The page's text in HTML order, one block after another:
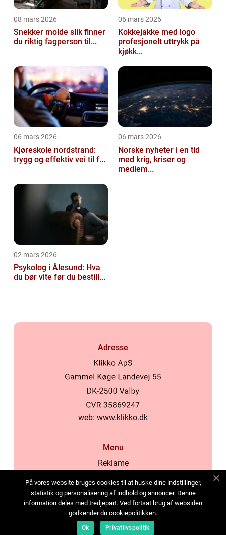
08 mars 2026
Snekker molde slik finner
du riktig fagperson til...
06 mars 2026
Kokkejakke med logo
profesjonelt uttrykk på
kjøkk...
06 mars 2026
Kjøreskole nordstrand:
trygg og effektiv vei til f...
06 mars 2026
Norske nyheter i en tid
med krig, kriser og
mediem...
02 mars 2026
Psykolog i Ålesund: Hva
du bør vite før du bestill...
Adresse
web: www.klikko.dk
Menu
Reklame
Cookies
Kontakt Oss
Sitemap
På vores website bruges cookies til at huske dine indstillinger,
statistik og personalisering af indhold og annoncer. Denne
information deles med tredjepart. Ved fortsat brug af websiden
godkender du cookiepolitikken.
Ok Privatlivspolitik